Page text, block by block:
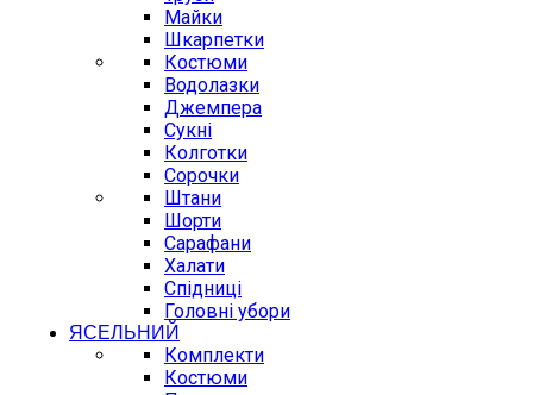
Майки
Шкарпетки
Костюми
Водолазки
Джемпера
Сукні
Колготки
Сорочки
Штани
Шорти
Сарафани
Халати
Спідниці
Головні убори
ЯСЕЛЬНИЙ
Комплекти
Костюми